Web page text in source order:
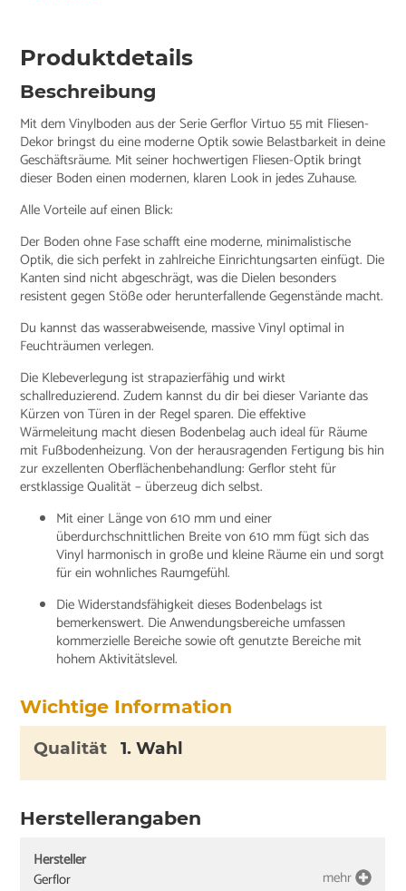
Produktdetails
Beschreibung
Mit dem Vinylboden aus der Serie Gerflor Virtuo 55 mit Fliesen-
Dekor bringst du eine moderne Optik sowie Belastbarkeit in deine
Geschäftsräume. Mit seiner hochwertigen Fliesen-Optik bringt
dieser Boden einen modernen, klaren Look in jedes Zuhause.
Alle Vorteile auf einen Blick:
Der Boden ohne Fase schafft eine moderne, minimalistische
Optik, die sich perfekt in zahlreiche Einrichtungsarten einfügt. Die
Kanten sind nicht abgeschrägt, was die Dielen besonders
resistent gegen Stöße oder herunterfallende Gegenstände macht.
Du kannst das wasserabweisende, massive Vinyl optimal in
Feuchträumen verlegen.
Die Klebeverlegung ist strapazierfähig und wirkt
schallreduzierend. Zudem kannst du dir bei dieser Variante das
Kürzen von Türen in der Regel sparen. Die effektive
Wärmeleitung macht diesen Bodenbelag auch ideal für Räume
mit Fußbodenheizung. Von der herausragenden Fertigung bis hin
zur exzellenten Oberflächenbehandlung: Gerflor steht für
erstklassige Qualität – überzeug dich selbst.
Mit einer Länge von 610 mm und einer
überdurchschnittlichen Breite von 610 mm fügt sich das
Vinyl harmonisch in große und kleine Räume ein und sorgt
für ein wohnliches Raumgefühl.
Die Widerstandsfähigkeit dieses Bodenbelags ist
bemerkenswert. Die Anwendungsbereiche umfassen
kommerzielle Bereiche sowie oft genutzte Bereiche mit
hohem Aktivitätslevel.
Wichtige Information
Qualität 1. Wahl
Herstellerangaben
Hersteller
Gerflor
mehr